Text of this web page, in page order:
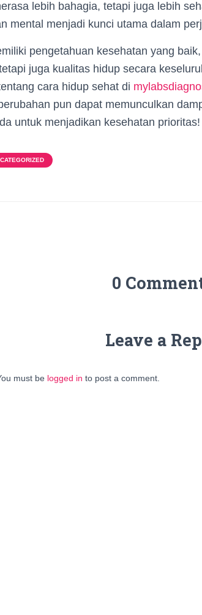
lebih bahagia, tetapi juga lebih
mental menjadi kunci utama dalam
pengetahuan kesehatan yang
juga kualitas hidup secara
cara hidup sehat di
pun dapat memunculkan
untuk menjadikan kesehatan prioritas!
0
Leave a
must be logged in to post a comment.